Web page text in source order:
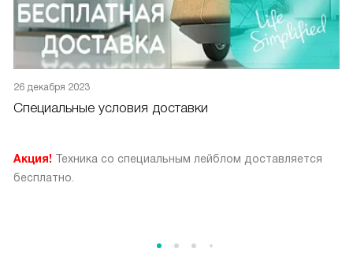
26 декабря 2023
Специальные условия доставки
Акция! Техника со специальным лейблом доставляется
бесплатно.